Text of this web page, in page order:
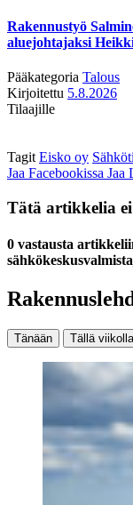
Rakennustyö
aluejohtajaksi
Pääkategoria Talous
Kirjoitettu 5.8.2026
Tilaajille
Tagit Eisko oy
Jaa Facebookissa Jaa
Tätä artikkelia
0 vastausta
Tänään Tällä viikolla